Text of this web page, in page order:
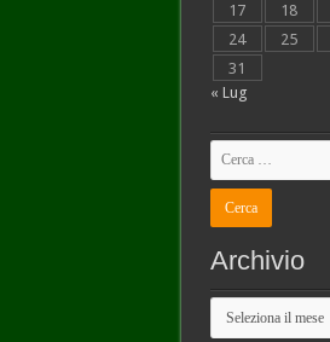
17
18
24
25
31
« Lug
Archivio
Archivio